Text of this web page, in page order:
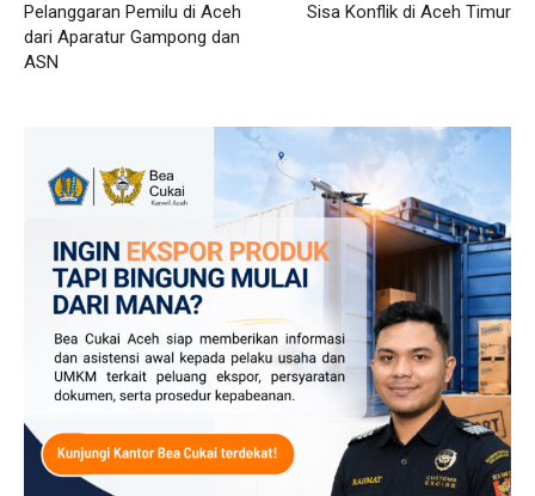
Pelanggaran Pemilu di Aceh
dari Aparatur Gampong dan
ASN
Sisa Konflik di Aceh Timur